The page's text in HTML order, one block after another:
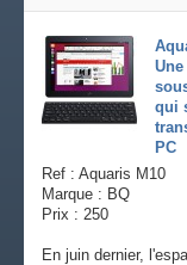
qui
PC
Ref : Aquaris M10
Marque : BQ
Prix : 250
En juin dernier,